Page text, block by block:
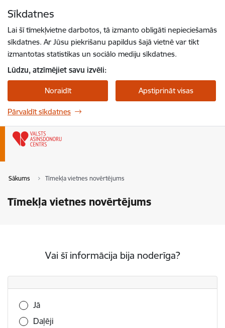
Sīkdatnes
Lai šī tīmekļvietne darbotos, tā izmanto obligāti nepieciešamās
sīkdatnes. Ar Jūsu piekrišanu papildus šajā vietnē var tikt
izmantotas statistikas un sociālo mediju sīkdatnes.
Lūdzu, atzīmējiet savu izvēli:
Noraidīt Apstiprināt visas
Pārvaldīt sīkdatnes
Sākums Tīmekļa vietnes novērtējums
Tīmekļa vietnes novērtējums
Vai šī informācija bija noderīga?
Vai šī informācija bija noderīga?
Jā
Daļēji